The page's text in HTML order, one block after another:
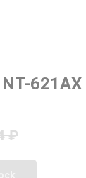
621AX
₽